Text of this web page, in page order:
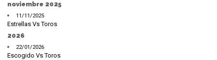
noviembre 2025
11/11/2025
Estrellas Vs Toros
2026
22/01/2026
Escogido Vs Toros